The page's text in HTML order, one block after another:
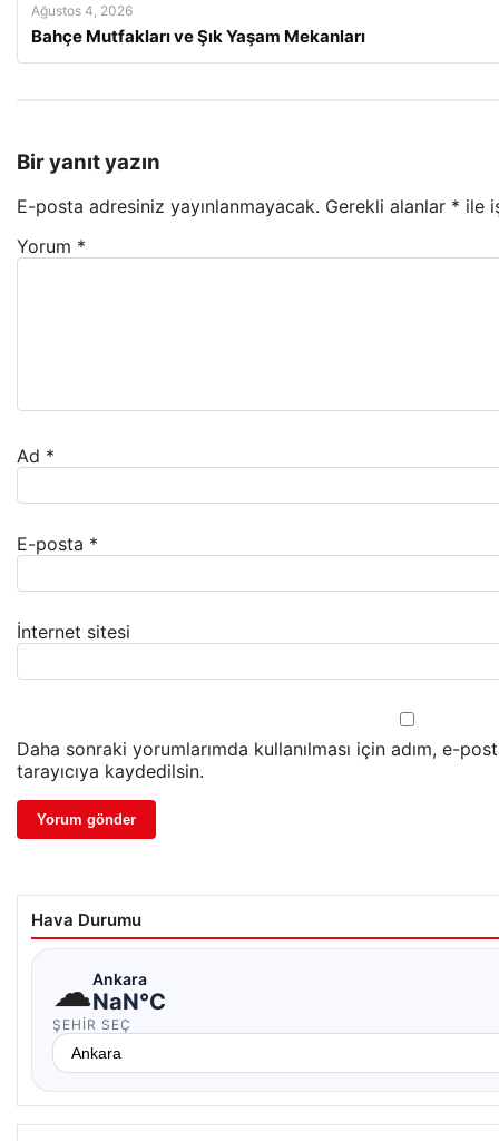
Ağustos 4, 2026
Bahçe Mutfakları ve Şık Yaşam Mekanları
Bir yanıt yazın
E-posta adresiniz yayınlanmayacak. Gerekli alanlar * ile
Yorum *
Ad *
E-posta *
İnternet sitesi
Daha sonraki yorumlarımda kullanılması için adım, e-
tarayıcıya kaydedilsin.
Hava Durumu
☁Ankara
NaN°C
ŞEHIR SEÇ